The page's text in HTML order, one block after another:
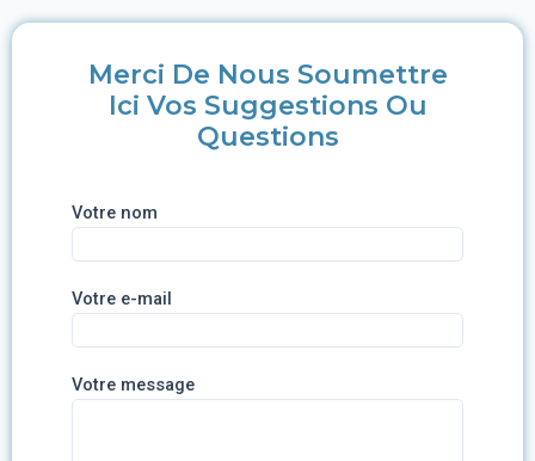
Merci De Nous Soumettre
Ici Vos Suggestions Ou
Questions
Votre nom
Votre e-mail
Votre message